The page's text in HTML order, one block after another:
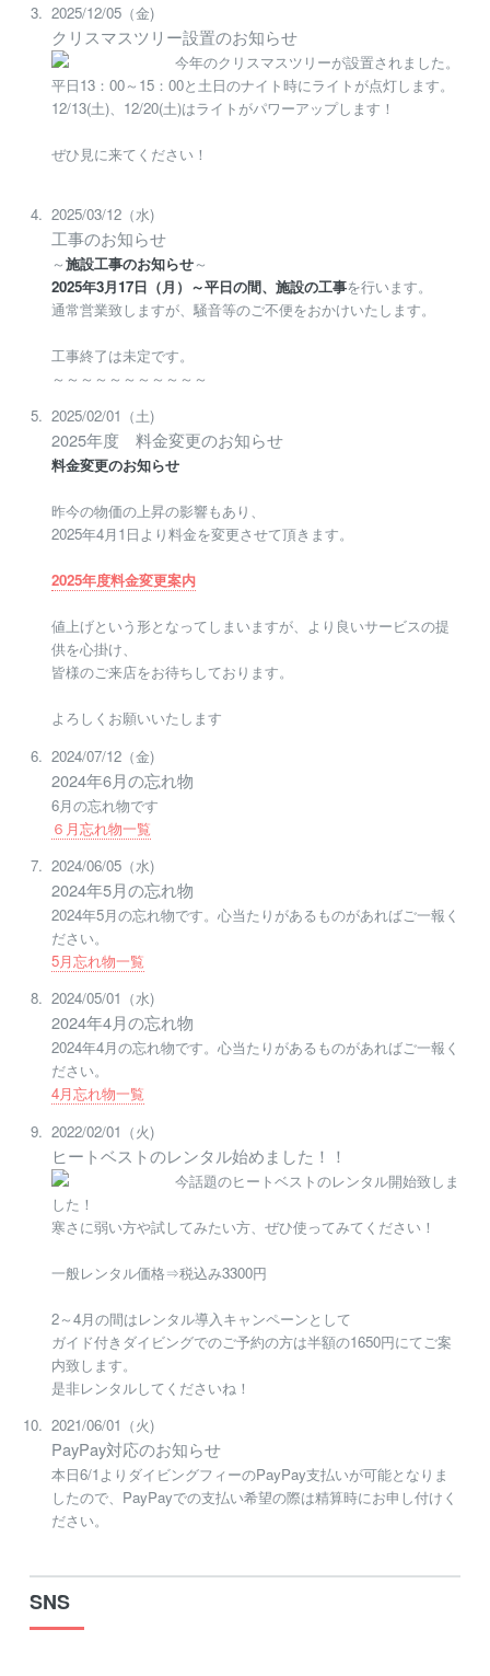
2025/12/05（金)
クリスマスツリー設置のお知らせ
今年のクリスマスツリーが設置されました。
平日13：00～15：00と土日のナイト時にライトが点灯します。
12/13(土)、12/20(土)はライトがパワーアップします！
ぜひ見に来てください！
2025/03/12（水)
工事のお知らせ
～施設工事のお知らせ～
2025年3月17日（月）～平日の間、施設の工事を行います。
通常営業致しますが、騒音等のご不便をおかけいたします。
工事終了は未定です。
～～～～～～～～～～～
2025/02/01（土)
2025年度 料金変更のお知らせ
料金変更のお知らせ
昨今の物価の上昇の影響もあり、
2025年4月1日より料金を変更させて頂きます。
2025年度料金変更案内
値上げという形となってしまいますが、より良いサービスの提
供を心掛け、
皆様のご来店をお待ちしております。
よろしくお願いいたします
2024/07/12（金)
2024年6月の忘れ物
6月の忘れ物です
６月忘れ物一覧
2024/06/05（水)
2024年5月の忘れ物
2024年5月の忘れ物です。心当たりがあるものがあればご一報く
ださい。
5月忘れ物一覧
2024/05/01（水)
2024年4月の忘れ物
2024年4月の忘れ物です。心当たりがあるものがあればご一報く
ださい。
4月忘れ物一覧
2022/02/01（火)
ヒートベストのレンタル始めました！！
今話題のヒートベストのレンタル開始致しま
した！
寒さに弱い方や試してみたい方、ぜひ使ってみてください！
一般レンタル価格⇒税込み3300円
2～4月の間はレンタル導入キャンペーンとして
ガイド付きダイビングでのご予約の方は半額の1650円にてご案
内致します。
是非レンタルしてくださいね！
2021/06/01（火)
PayPay対応のお知らせ
本日6/1よりダイビングフィーのPayPay支払いが可能となりま
したので、PayPayでの支払い希望の際は精算時にお申し付けく
ださい。
SNS